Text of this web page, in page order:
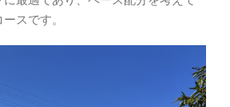
スです。